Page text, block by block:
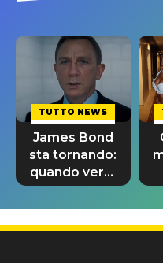
TUTTO NEWS
James Bond
sta tornando:
quando verrà
svelato il
nuovo 007